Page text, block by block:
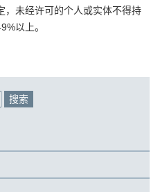
，未经许可的个人或实体不得持
以上。